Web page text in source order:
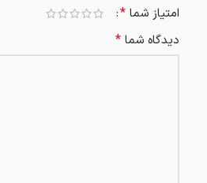
امتیاز شما *
دیدگاه شما *